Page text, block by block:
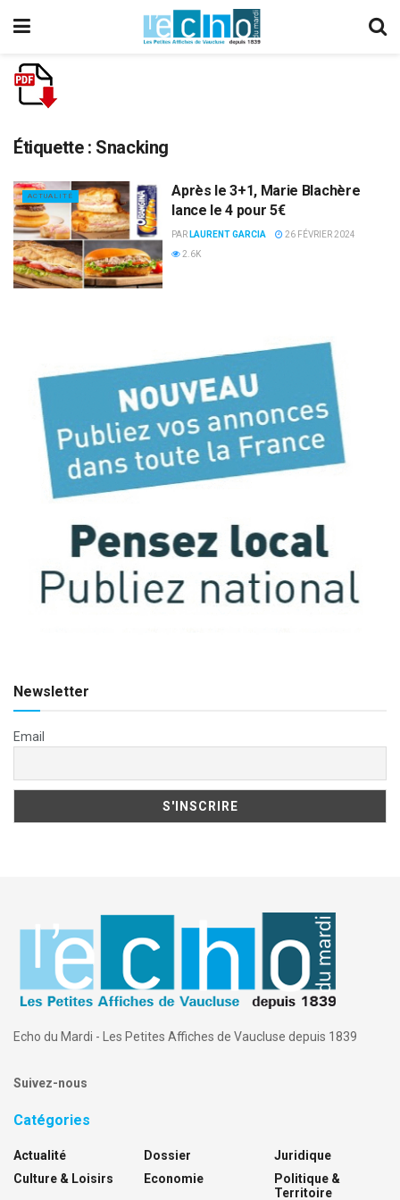
Étiquette : Snacking
ACTUALITÉ
Après le 3+1, Marie Blachère
lance le 4 pour 5€
PAR LAURENT GARCIA
26 FÉVRIER 2024
2.6K
Newsletter
Email
Echo du Mardi - Les Petites Affiches de Vaucluse depuis 1839
Suivez-nous
Catégories
Actualité
Culture & Loisirs
Dossier
Economie
Juridique
Politique &
Territoire